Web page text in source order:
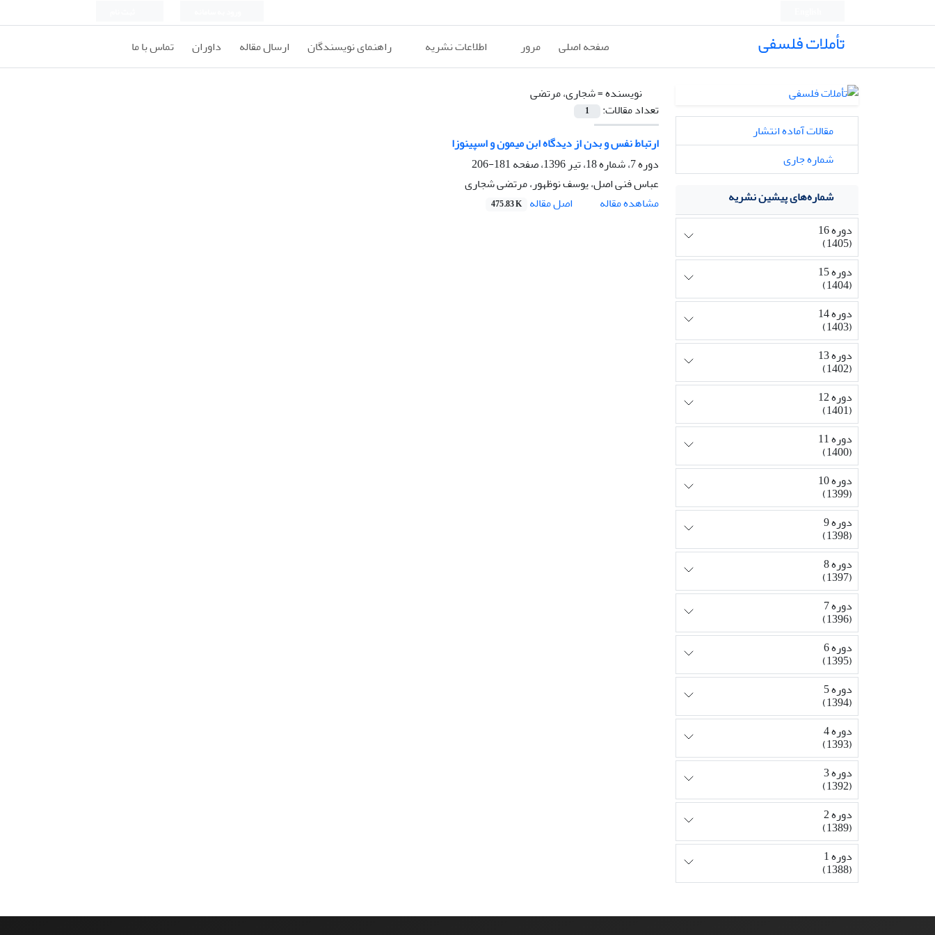
تأملات فلسفی صفحه اصلی مرور اطلاعات نشریه راهنمای نویسندگان ارسال مقاله داوران تماس با ما
نویسنده =شجاری، مرتضی
تعداد مقالات:
1
ارتباط نفس و بدن از دیدگاه ابن میمون و اسپینوزا
دوره 7، شماره 18، تیر 1396، صفحه
181-206
عباس فنی اصل، یوسف نوظهور، مرتضی شجاری
مشاهده مقاله
اصل مقاله 475.83 K
مقالات آماده انتشار
شماره جاری
شماره‌های پیشین نشریه
دوره 16
(1405)
دوره 15
(1404)
دوره 14
(1403)
دوره 13
(1402)
دوره 12
(1401)
دوره 11
(1400)
دوره 10
(1399)
دوره 9
(1398)
دوره 8
(1397)
دوره 7
(1396)
دوره 6
(1395)
دوره 5
(1394)
دوره 4
(1393)
دوره 3
(1392)
دوره 2
(1389)
دوره 1
(1388)